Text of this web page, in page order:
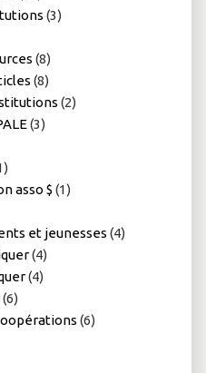
(3)
(8)
(8)
(2)
(3)
asso $ (1)
et jeunesses (4)
(4)
(4)
(6)
(6)